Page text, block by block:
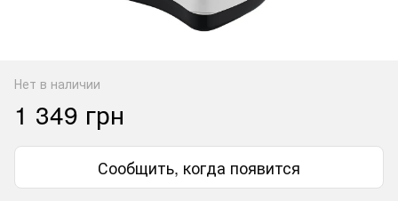
Нет в наличии
1 349 грн
Сообщить, когда появится